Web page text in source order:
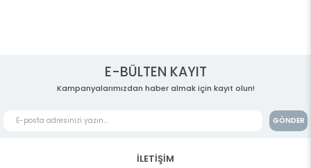
E-BÜLTEN KAYIT
Kampanyalarımızdan haber almak için kayıt olun!
GÖNDER
İLETİŞİM